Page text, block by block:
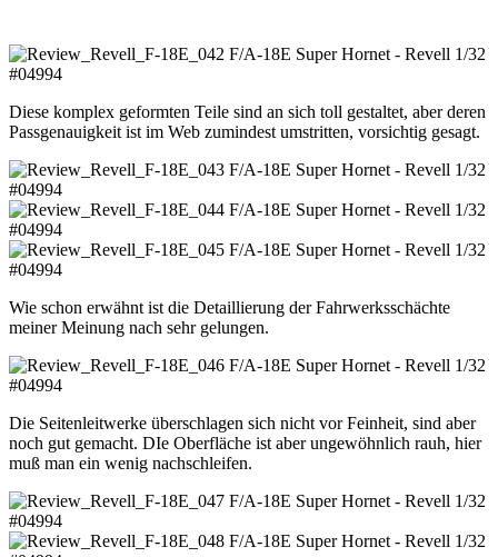
Diese komplex geformten Teile sind an sich toll gestaltet, aber deren
Passgenauigkeit ist im Web zumindest umstritten, vorsichtig gesagt.
Wie schon erwähnt ist die Detaillierung der Fahrwerksschächte
meiner Meinung nach sehr gelungen.
Die Seitenleitwerke überschlagen sich nicht vor Feinheit, sind aber
noch gut gemacht. DIe Oberfläche ist aber ungewöhnlich rauh, hier
muß man ein wenig nachschleifen.